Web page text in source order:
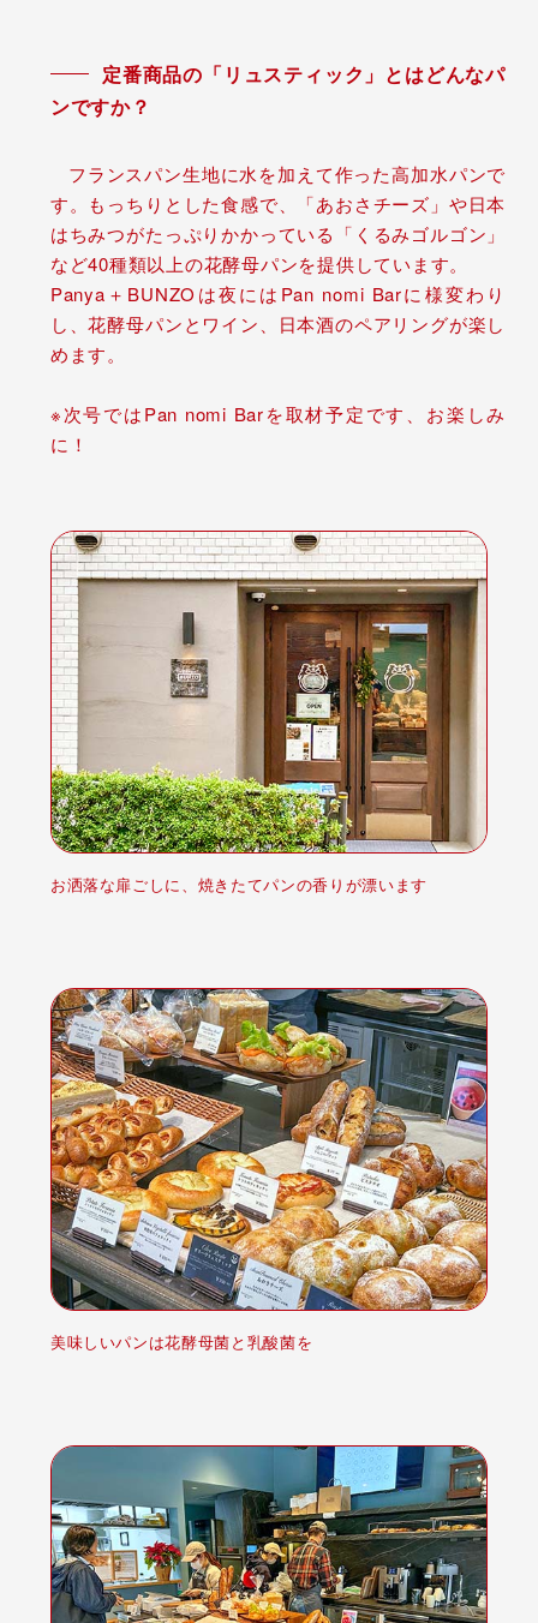
定番商品の「リュスティック」とはどんなパ
ンですか？
フランスパン生地に水を加えて作った高加水パンで
す。もっちりとした食感で、「あおさチーズ」や日本
はちみつがたっぷりかかっている「くるみゴルゴン」
など40種類以上の花酵母パンを提供しています。
Panya＋BUNZOは夜にはPan nomi Barに様変わり
し、花酵母パンとワイン、日本酒のペアリングが楽し
めます。
※次号ではPan nomi Barを取材予定です、お楽しみ
に！
お洒落な扉ごしに、焼きたてパンの香りが漂います
美味しいパンは花酵母菌と乳酸菌を